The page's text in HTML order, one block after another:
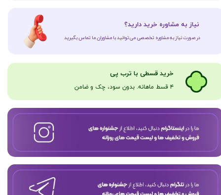
​نیاز به مشاوره خرید دارید؟
در صورت نیاز به مشاوره تخصصی می‌توانید با مشاوران ما تماس بگیرید
​​​خرید قسطی با ترب پی
۴ قسط ماهانه. بدون سود، چک و ضامن​​​​​​​